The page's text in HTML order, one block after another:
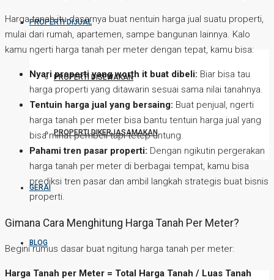
PROPERTI DIJUAL
PROPERTI DISEWAKAN
PROPERTI DIKERJASAMAKAN
GERAI
BLOG
Harga tanah itu dasarnya buat nentuin harga jual suatu properti,
mulai dari rumah, apartemen, sampe bangunan lainnya. Kalo
kamu ngerti harga tanah per meter dengan tepat, kamu bisa:
Nyari properti yang worth it buat dibeli: Biar bisa tau
harga properti yang ditawarin sesuai sama nilai tanahnya.
Tentuin harga jual yang bersaing: Buat penjual, ngerti
harga tanah per meter bisa bantu tentuin harga jual yang
bisa minat pembeli tapi tetep untung.
Pahami tren pasar properti: Dengan ngikutin pergerakan
harga tanah per meter di berbagai tempat, kamu bisa
prediksi tren pasar dan ambil langkah strategis buat bisnis
properti.
Gimana Cara Menghitung Harga Tanah Per Meter?
Begini rumus dasar buat ngitung harga tanah per meter:
Harga Tanah per Meter = Total Harga Tanah / Luas Tanah